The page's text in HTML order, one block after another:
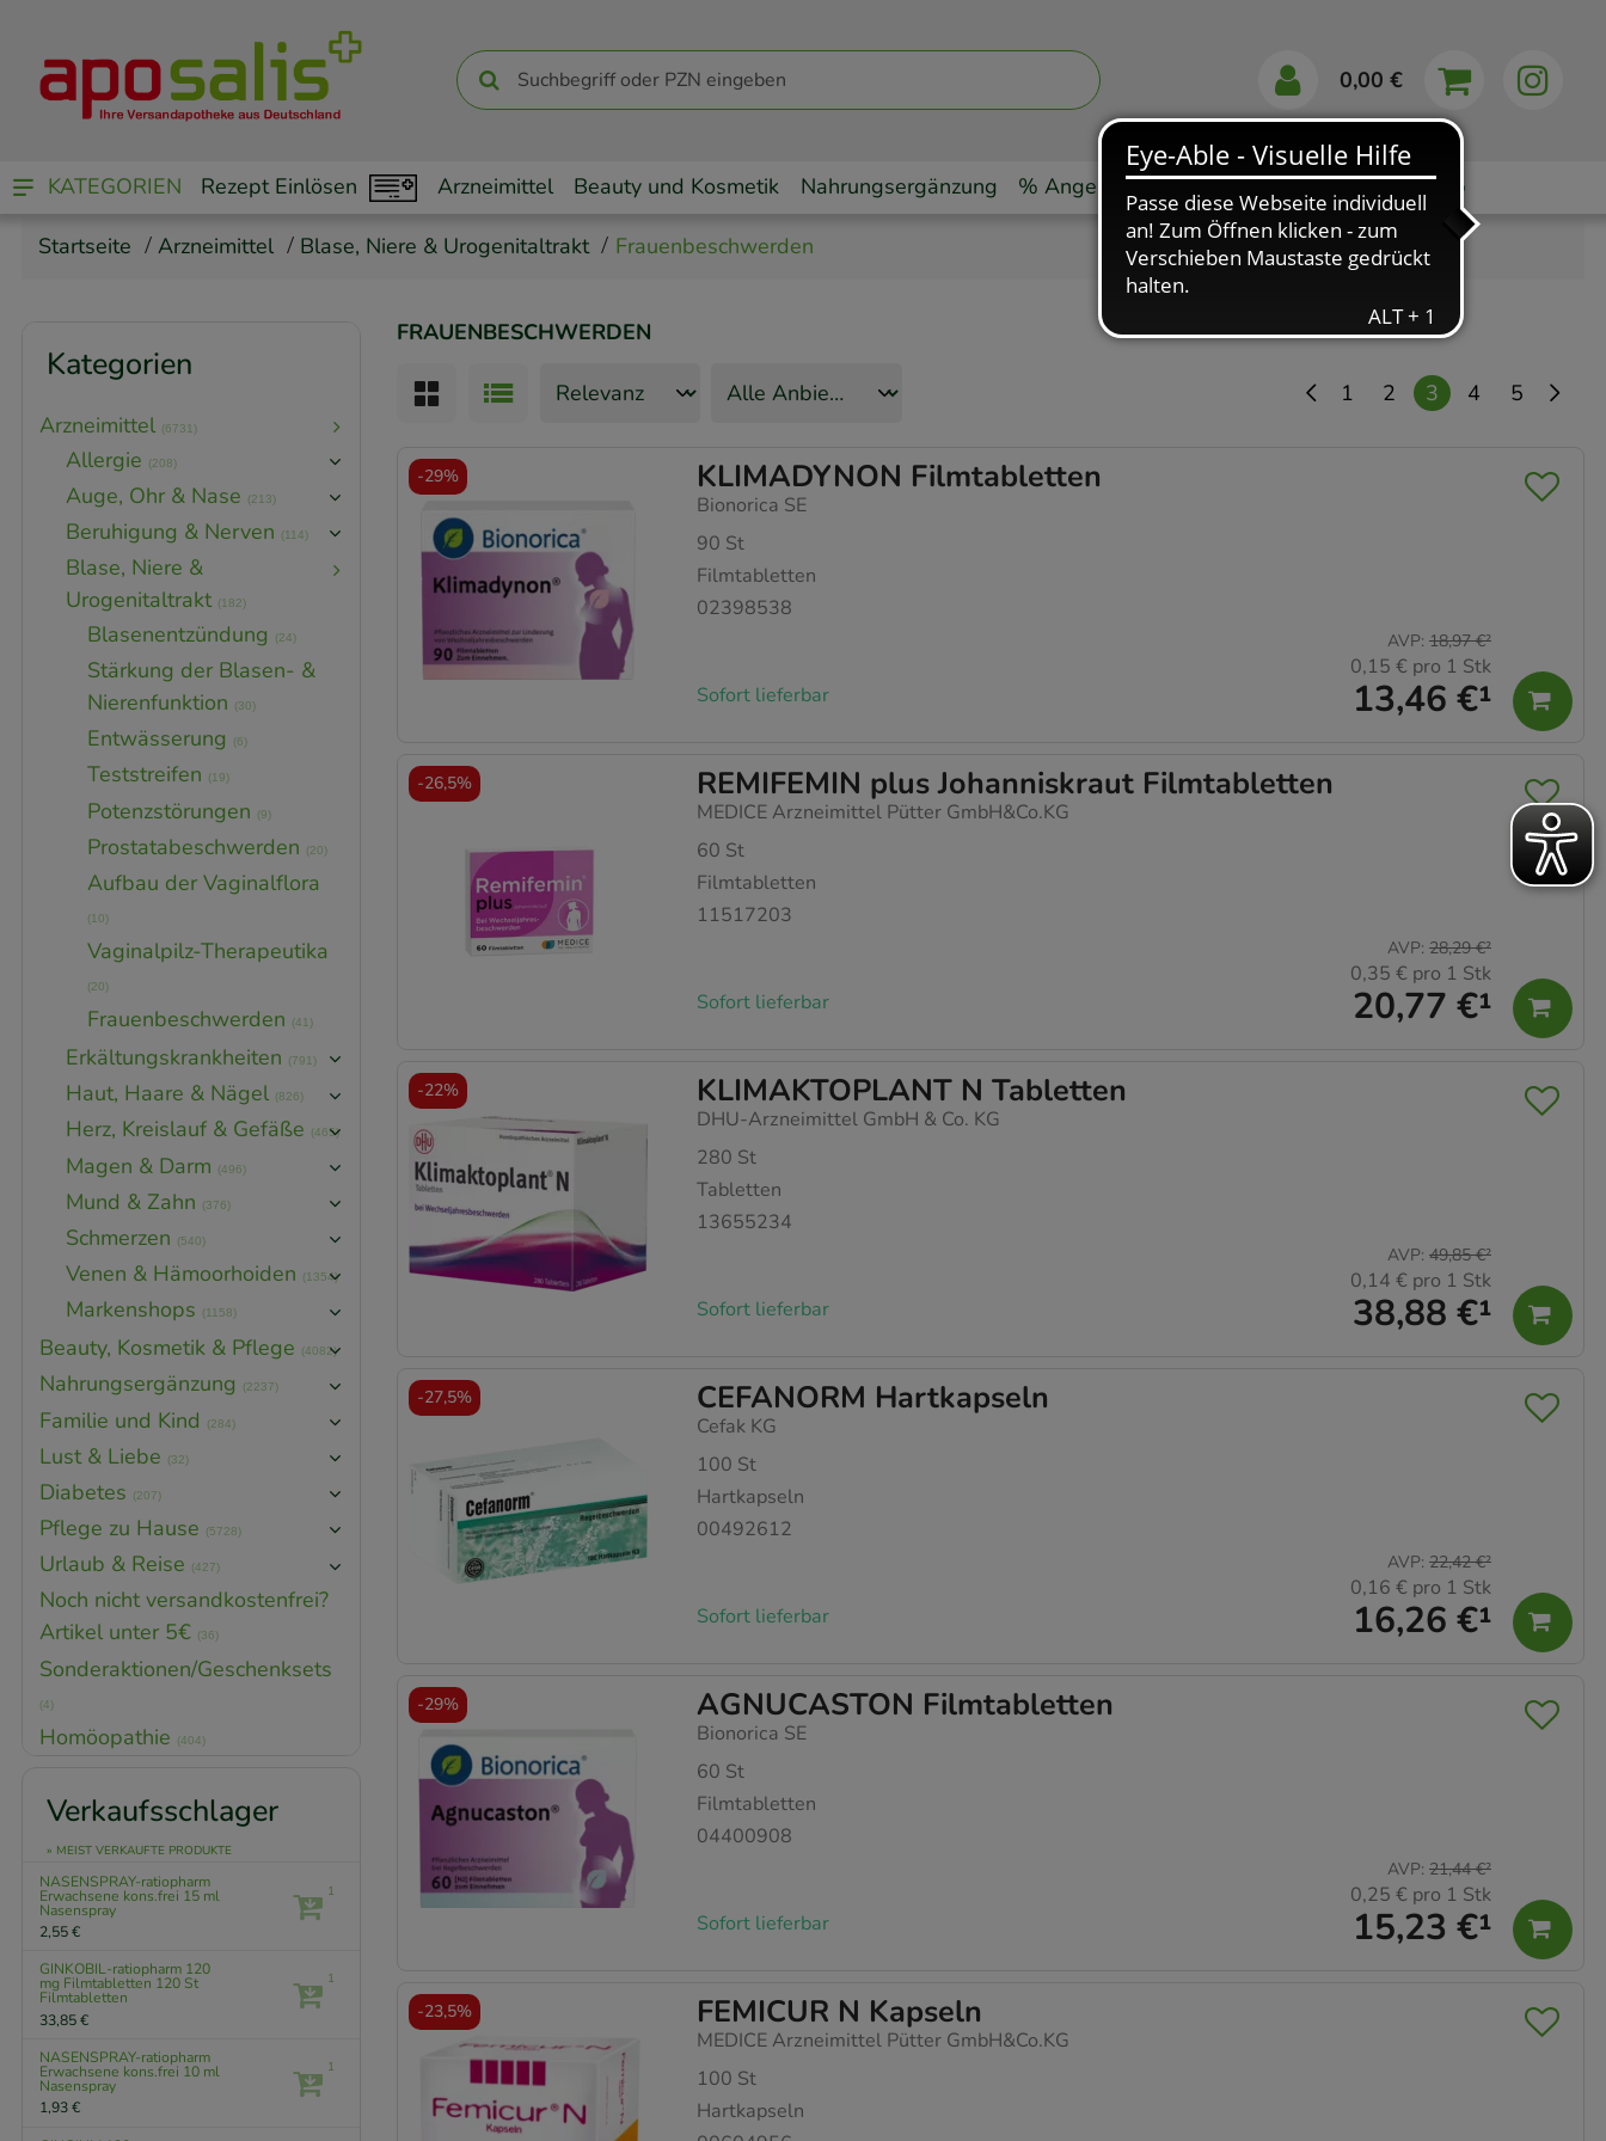
0,00 €
KATEGORIEN Rezept Einlösen Arzneimittel Beauty und Kosmetik Nahrungsergänzung % Angebote Markenshops Ratgeber App
Startseite Arzneimittel Blase, Niere & Urogenitaltrakt Frauenbeschwerden
FRAUENBESCHWERDEN
1 2 3 4 5
KLIMADYNON Filmtabletten
Bionorica SE
90 St
Filmtabletten
02398538
Sofort lieferbar 13,46 €¹
AVP: 18,97 €²
0,15 € pro 1 Stk
-29%
REMIFEMIN plus Johanniskraut Filmtabletten
MEDICE Arzneimittel Pütter GmbH&Co.KG
60 St
Filmtabletten
11517203
Sofort lieferbar 20,77 €¹
AVP: 28,29 €²
0,35 € pro 1 Stk
-26,5%
KLIMAKTOPLANT N Tabletten
DHU-Arzneimittel GmbH & Co. KG
280 St
Tabletten
13655234
Sofort lieferbar 38,88 €¹
AVP: 49,85 €²
0,14 € pro 1 Stk
-22%
CEFANORM Hartkapseln
Cefak KG
100 St
Hartkapseln
00492612
Sofort lieferbar 16,26 €¹
AVP: 22,42 €²
0,16 € pro 1 Stk
-27,5%
AGNUCASTON Filmtabletten
Bionorica SE
60 St
Filmtabletten
04400908
Sofort lieferbar 15,23 €¹
AVP: 21,44 €²
0,25 € pro 1 Stk
-29%
FEMICUR N Kapseln
MEDICE Arzneimittel Pütter GmbH&Co.KG
100 St
Hartkapseln
-23,5%
Kategorien
Arzneimittel (6731)
Allergie (208)
Auge, Ohr & Nase (213)
Beruhigung & Nerven (114)
Blase, Niere &
Urogenitaltrakt (182)
Blasenentzündung (24)
Stärkung der Blasen- &
Nierenfunktion
(30)
Entwässerung (6)
Teststreifen (19)
Potenzstörungen (9)
Prostatabeschwerden (20)
Aufbau der Vaginalflora
(10)
Vaginalpilz-Therapeutika
(20)
Frauenbeschwerden (41)
Erkältungskrankheiten (791)
Haut, Haare & Nägel (826)
Herz, Kreislauf & Gefäße (465)
Magen & Darm (496)
Mund & Zahn (376)
Schmerzen (540)
Venen & Hämoorhoiden (1354)
Markenshops (1158)
Beauty, Kosmetik & Pflege (4082)
Nahrungsergänzung (2237)
Familie und Kind (284)
Lust & Liebe (32)
Diabetes (207)
Pflege zu Hause (5728)
Urlaub & Reise (427)
Noch nicht versandkostenfrei?
Artikel unter 5€ (36)
Sonderaktionen/Geschenksets
(4)
Homöopathie (404)
Verkaufsschlager
» MEIST VERKAUFTE PRODUKTE
NASENSPRAY-ratiopharm
Erwachsene kons.frei 15 ml
Nasenspray
2,55 €
1
GINKOBIL-ratiopharm 120
mg Filmtabletten 120 St
Filmtabletten
33,85 €
1
NASENSPRAY-ratiopharm
Erwachsene kons.frei 10 ml
Nasenspray
1,93 €
1